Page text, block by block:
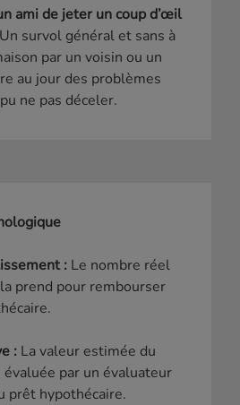
ami de jeter un coup d’œil
Un survol général et sans à
par un voisin ou un
au jour des problèmes
ne pas déceler.
: Le nombre réel
prend pour rembourser
: La valeur estimée du
par un évaluateur
prêt hypothécaire.